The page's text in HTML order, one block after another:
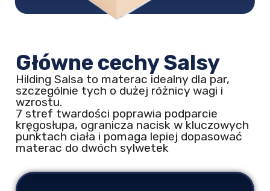
Główne cechy Salsy
Hilding Salsa to materac idealny dla par,
szczególnie tych o dużej różnicy wagi i
wzrostu.
7 stref twardości poprawia podparcie
kręgosłupa, ogranicza nacisk w kluczowych
punktach ciała i pomaga lepiej dopasować
materac do dwóch sylwetek